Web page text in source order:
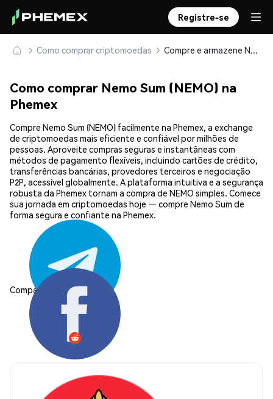
Registre-se
Como comprar criptomoedas Compre e armazene Nemo Sum (NEMO) com segurança
Como comprar Nemo Sum (NEMO) na
Phemex
Compre Nemo Sum (NEMO) facilmente na Phemex, a exchange
de criptomoedas mais eficiente e confiável por milhões de
pessoas. Aproveite compras seguras e instantâneas com
métodos de pagamento flexíveis, incluindo cartões de crédito,
transferências bancárias, provedores terceiros e negociação
P2P, acessível globalmente. A plataforma intuitiva e a segurança
robusta da Phemex tornam a compra de NEMO simples. Comece
sua jornada em criptomoedas hoje — compre Nemo Sum de
forma segura e confiante na Phemex.
Compartilhar: